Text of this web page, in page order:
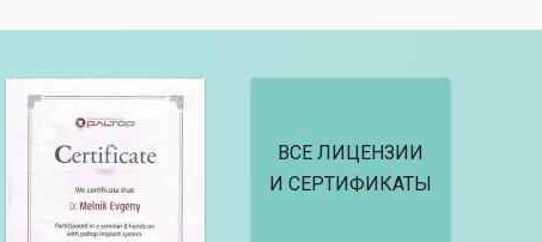
ВСЕ ЛИЦЕНЗИИ
И СЕРТИФИКАТЫ